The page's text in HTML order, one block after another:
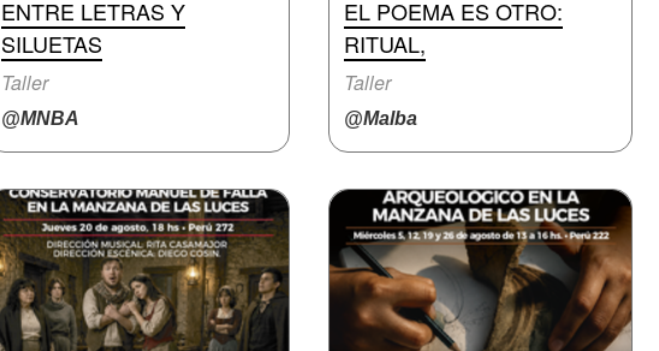
ENTRE LETRAS Y
SILUETAS
Taller
@MNBA
EL POEMA ES OTRO:
RITUAL,
Taller
@Malba